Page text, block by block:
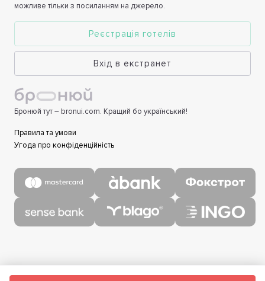
можливе тільки з посиланням на джерело.
Реєстрація готелів
Вхід в екстранет
Бронюй тут – bronui.com. Кращий бо український!
Правила та умови
Угода про конфіденційність